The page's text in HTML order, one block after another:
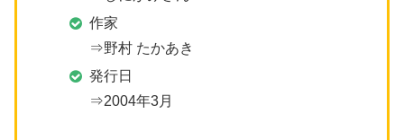
作家
⇒野村 たかあき
発行日
⇒2004年3月